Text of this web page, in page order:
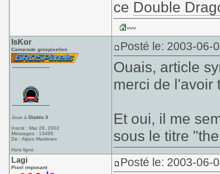
ce Double
IsKor
Camarade grospixelien
Joue àDiablo 3
Inscrit : Mar 28, 2002
Messages : 13495
De : Alpes Maritimes
Hors ligne
Posté le: 2003-06-
Ouais, article
merci de l'avoir
Et oui, il me
sous le titre
Lagi
Pixel imposant Posté le: 2003-06-